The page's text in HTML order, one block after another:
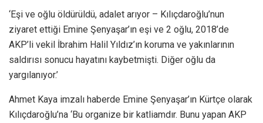
‘Eşi ve oğlu öldürüldü, adalet arıyor – Kılıçdaroğlu’nun
ziyaret ettiği Emine Şenyaşar’ın eşi ve 2 oğlu, 2018’de
AKP’li vekil İbrahim Halil Yıldız’ın koruma ve yakınlarının
saldırısı sonucu hayatını kaybetmişti. Diğer oğlu da
yargılanıyor.’
Ahmet Kaya imzalı haberde Emine Şenyaşar’ın Kürtçe olarak
Kılıçdaroğlu’na ‘Bu organize bir katliamdır. Bunu yapan AKP